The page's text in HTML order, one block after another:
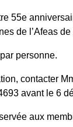
55e
de l’Afeas
personne.
contacter
avant le 6
aux